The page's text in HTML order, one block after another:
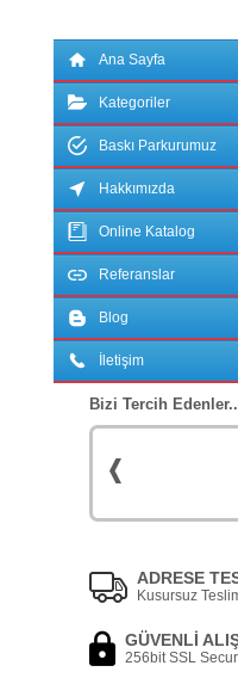
Ana Sayfa
Kategoriler
Baskı Parkurumuz
Hakkımızda
Online Katalog
Referanslar
Blog
İletişim
Bizi Tercih
ADRESE
Kusursuz
GÜVENLİ
256bit SSL